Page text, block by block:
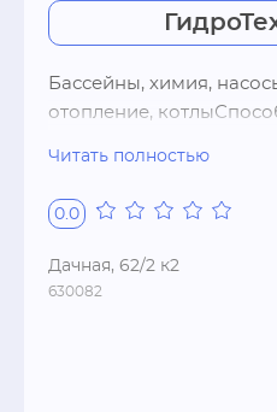
Бассейны, химия,
отопление,
Читать полностью
0.0
Дачная, 62/2 к2
630082